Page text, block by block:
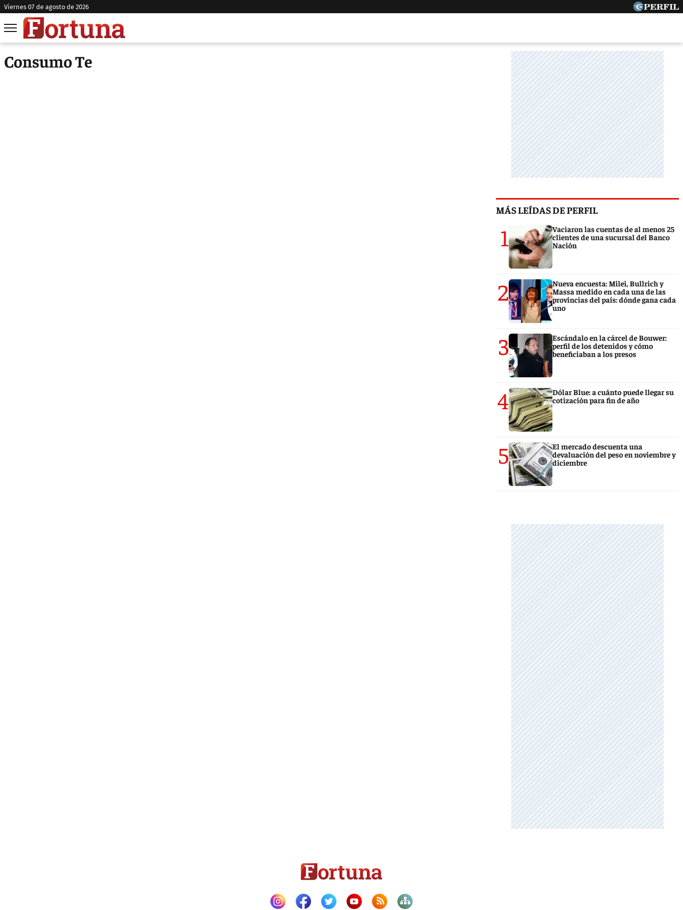
viernes 07 de agosto de 2026
Consumo Te
MÁS LEÍDAS DE PERFIL
1
Vaciaron las cuentas de al menos 25
clientes de una sucursal del Banco
Nación
2
Nueva encuesta: Milei, Bullrich y
Massa medido en cada una de las
provincias del país: dónde gana cada
uno
3
Escándalo en la cárcel de Bouwer:
perfil de los detenidos y cómo
beneficiaban a los presos
4
Dólar Blue: a cuánto puede llegar su
cotización para fin de año
5
El mercado descuenta una
devaluación del peso en noviembre y
diciembre